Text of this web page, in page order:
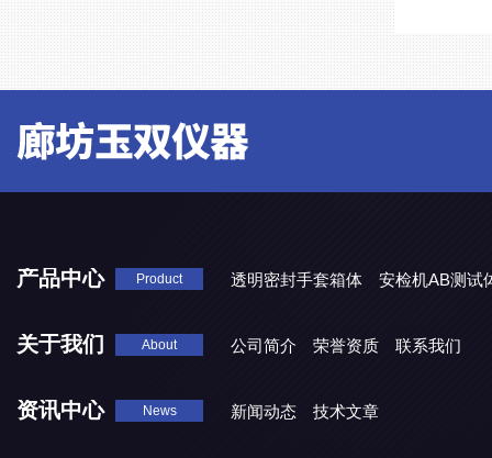
产品中心 Product 透明密封手套箱体 安检机AB测试
关于我们 About 公司简介 荣誉资质 联系我们
资讯中心 News 新闻动态 技术文章